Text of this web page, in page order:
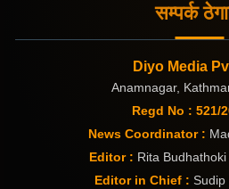
सम्पर्क
Diyo Media
Anamnagar,
Regd No : 521/
News Coordinator :
Editor : Rita Budhathoki
Editor in Chief : Sudip